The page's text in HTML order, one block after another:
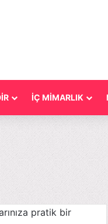
İÇ MİMARLIK
pratik bir